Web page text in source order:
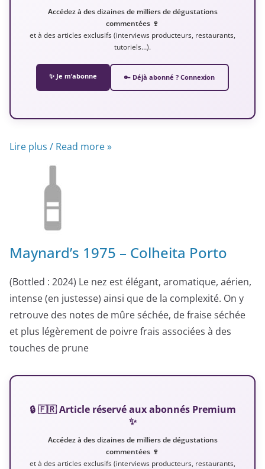
Accédez à des dizaines de milliers de dégustations
commentées 🍷
et à des articles exclusifs (interviews producteurs, restaurants,
tutoriels…).
✨ Je m’abonne 🔑 Déjà abonné ? Connexion
Lire plus / Read more »
Maynard’s 1975 – Colheita Porto
(Bottled : 2024) Le nez est élégant, aromatique, aérien,
intense (en justesse) ainsi que de la complexité. On y
retrouve des notes de mûre séchée, de fraise séchée
et plus légèrement de poivre frais associées à des
touches de prune
🔒 🇫🇷 Article réservé aux abonnés Premium
✨
Accédez à des dizaines de milliers de dégustations
commentées 🍷
et à des articles exclusifs (interviews producteurs, restaurants,